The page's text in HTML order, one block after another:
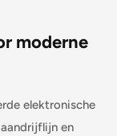
moderne
elektronische
en